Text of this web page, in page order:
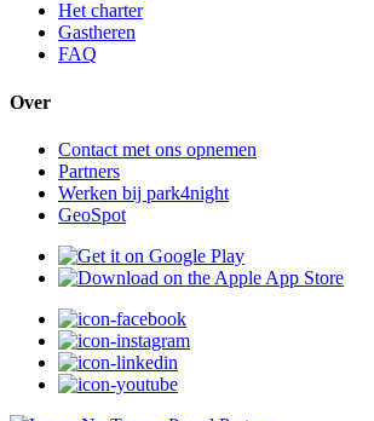
Het charter
Gastheren
FAQ
Over
Contact met ons opnemen
Partners
Werken bij park4night
GeoSpot